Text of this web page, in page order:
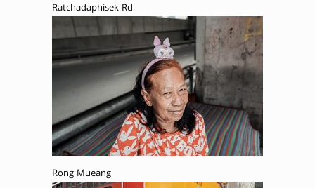
Ratchadaphisek Rd
Rong Mueang